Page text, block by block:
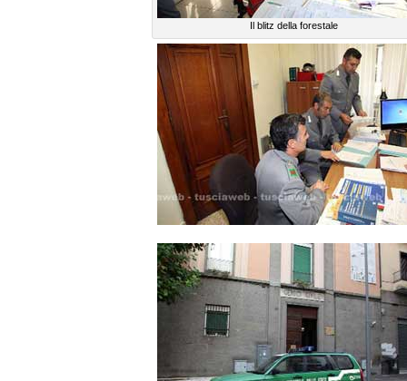
Il blitz della forestale